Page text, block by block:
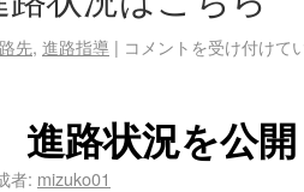
先, 進路指導 | コメントを受け付けて
路状況を公
者: mizuko01